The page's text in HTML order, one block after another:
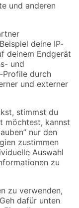
Angebote sind unter